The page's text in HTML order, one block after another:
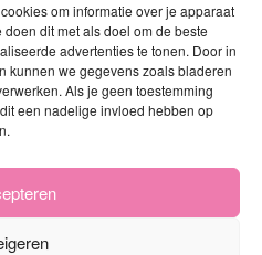
om informatie over je apparaat
dit met als doel om de beste
advertenties te tonen. Door in
kunnen we gegevens zoals bladeren
Als je geen toestemming
een nadelige invloed hebben op
en
en ouderschap